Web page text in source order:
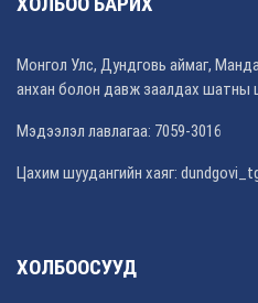
Монгол Улс, Дундговь аймаг,
анхан болон давж заалдах шатны
Мэдээлэл лавлагаа: 7059-3016
Цахим шуудангийн хаяг:
ХОЛБООСУУД